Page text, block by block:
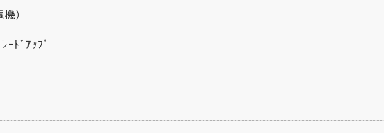
）
ｰﾄﾞｱｯﾌﾟ